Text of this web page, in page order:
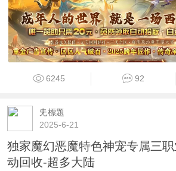
6245 92
兂標題
2025-6-21
独家魔幻恶魔特色神宠专属三
动回收-超多大陆